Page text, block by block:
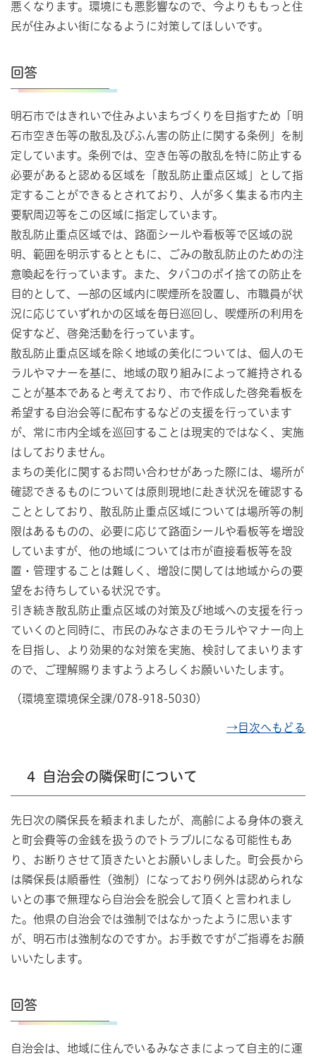
悪くなります。環境にも悪影響なので、今よりももっと住
民が住みよい街になるように対策してほしいです。
回答
明石市ではきれいで住みよいまちづくりを目指すため「明
石市空き缶等の散乱及びふん害の防止に関する条例」を制
定しています。条例では、空き缶等の散乱を特に防止する
必要があると認める区域を「散乱防止重点区域」として指
定することができるとされており、人が多く集まる市内主
要駅周辺等をこの区域に指定しています。
散乱防止重点区域では、路面シールや看板等で区域の説
明、範囲を明示するとともに、ごみの散乱防止のための注
意喚起を行っています。また、タバコのポイ捨ての防止を
目的として、一部の区域内に喫煙所を設置し、市職員が状
況に応じていずれかの区域を毎日巡回し、喫煙所の利用を
促すなど、啓発活動を行っています。
散乱防止重点区域を除く地域の美化については、個人のモ
ラルやマナーを基に、地域の取り組みによって維持される
ことが基本であると考えており、市で作成した啓発看板を
希望する自治会等に配布するなどの支援を行っています
が、常に市内全域を巡回することは現実的ではなく、実施
はしておりません。
まちの美化に関するお問い合わせがあった際には、場所が
確認できるものについては原則現地に赴き状況を確認する
こととしており、散乱防止重点区域については場所等の制
限はあるものの、必要に応じて路面シールや看板等を増設
していますが、他の地域については市が直接看板等を設
置・管理することは難しく、増設に関しては地域からの要
望をお待ちしている状況です。
引き続き散乱防止重点区域の対策及び地域への支援を行っ
ていくのと同時に、市民のみなさまのモラルやマナー向上
を目指し、より効果的な対策を実施、検討してまいります
ので、ご理解賜りますようよろしくお願いいたします。
（環境室環境保全課/078-918-5030)
→目次へもどる
4 自治会の隣保町について
先日次の隣保長を頼まれましたが、高齢による身体の衰え
と町会費等の金銭を扱うのでトラブルになる可能性もあ
り、お断りさせて頂きたいとお願いしました。町会長から
は隣保長は順番性（強制）になっており例外は認められな
いとの事で無理なら自治会を脱会して頂くと言われまし
た。他県の自治会では強制ではなかったように思います
が、明石市は強制なのですか。お手数ですがご指導をお願
いいたします。
回答
自治会は、地域に住んでいるみなさまによって自主的に運